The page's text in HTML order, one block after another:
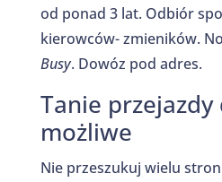
od ponad 3 lat. Odbiór
kierowców- zmieników.
Busy. Dowóz pod adres.
Tanie
możliwe
Nie przeszukuj wielu